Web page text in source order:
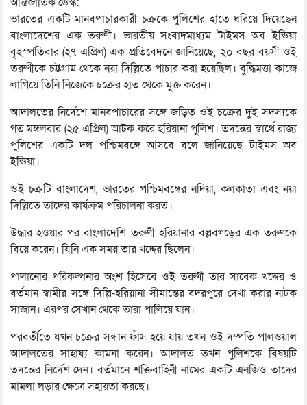
ভারতের একটি মানবপাচারকারী চক্রকে পুলিশের হাতে ধরিয়ে দিয়েছেন
বাংলাদেশের এক তরুণী। ভারতীয় সংবাদমাধ্যম টাইমস অব ইন্ডিয়া
বৃহস্পতিবার (২৭ এপ্রিল) এক প্রতিবেদনে জানিয়েছে, ২০ বছর বয়সী ওই
তরুণীকে চট্টগ্রাম থেকে নয়া দিল্লিতে পাচার করা হয়েছিল। বুদ্ধিমত্তা কাজে
লাগিয়ে তিনি নিজেকে চক্রের হাত থেকে মুক্ত করেন।
আদালতের নির্দেশে মানবপাচারের সঙ্গে জড়িত ওই চক্রের দুই সদস্যকে
গত মঙ্গলবার (২৫ এপ্রিল) আটক করে হরিয়ানা পুলিশ। তদন্তের স্বার্থে রাজ্য
পুলিশের একটি দল পশ্চিমবঙ্গে আসবে বলে জানিয়েছে টাইমস অব
ইন্ডিয়া।
ওই চক্রটি বাংলাদেশ, ভারতের পশ্চিমবঙ্গের নদিয়া, কলকাতা এবং নয়া
দিল্লিতে তাদের কার্যক্রম পরিচালনা করত।
উদ্ধার হওয়ার পর বাংলাদেশি তরুণী হরিয়ানার বল্লবগড়ের এক তরুণকে
বিয়ে করেন। যিনি এক সময় তার খদ্দের ছিলেন।
পালানোর পরিকল্পনার অংশ হিসেবে ওই তরুণী তার সাবেক খদ্দের ও
বর্তমান স্বামীর সঙ্গে দিল্লি-হরিয়ানা সীমান্তের বদরপুরে দেখা করার নাটক
সাজান। এরপর সেখান থেকে তারা পালিয়ে যান।
পরবর্তীতে যখন চক্রের সন্ধান ফাঁস হয়ে যায় তখন ওই দম্পতি পালওয়াল
আদালতের সাহায্য কামনা করেন। আদালত তখন পুলিশকে বিষয়টি
তদন্তের নির্দেশ দেন। বর্তমানে শক্তিবাহিনী নামের একটি এনজিও তাদের
মামলা লড়ার ক্ষেত্রে সহায়তা করছে।